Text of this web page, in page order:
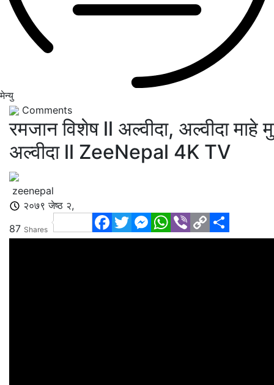
मेन्यु
Comments
रमजान विशेष ll अल्वीदा, अल्वीदा माहे
अल्वीदा ll ZeeNepal 4K TV
zeenepal
२०७९ जेष्ठ २,
87 Shares
Facebook
TwitterMessenger
WhatsApp
ViberCopy
Link